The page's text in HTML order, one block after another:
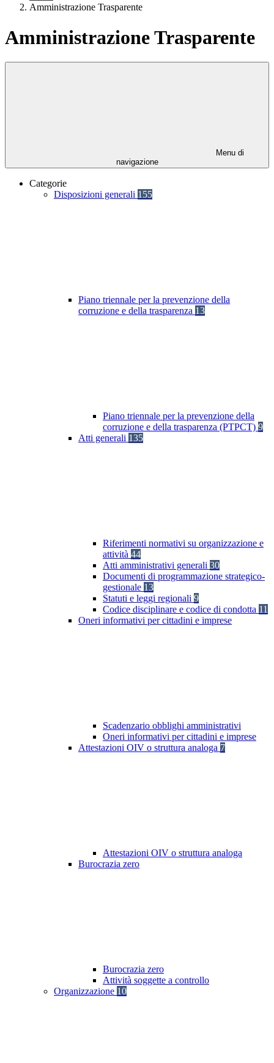
Amministrazione Trasparente
Amministrazione Trasparente
Menu di
navigazione
Categorie
Disposizioni generali 155
Piano triennale per la prevenzione della
corruzione e della trasparenza 13
Piano triennale per la prevenzione della
corruzione e della trasparenza (PTPCT) 9
Atti generali 135
Riferimenti normativi su organizzazione e
attività 44
Atti amministrativi generali 30
Documenti di programmazione strategico-
gestionale 13
Statuti e leggi regionali 9
Codice disciplinare e codice di condotta 11
Oneri informativi per cittadini e imprese
Scadenzario obblighi amministrativi
Oneri informativi per cittadini e imprese
Attestazioni OIV o struttura analoga 7
Attestazioni OIV o struttura analoga
Burocrazia zero
Burocrazia zero
Attività soggette a controllo
Organizzazione 10